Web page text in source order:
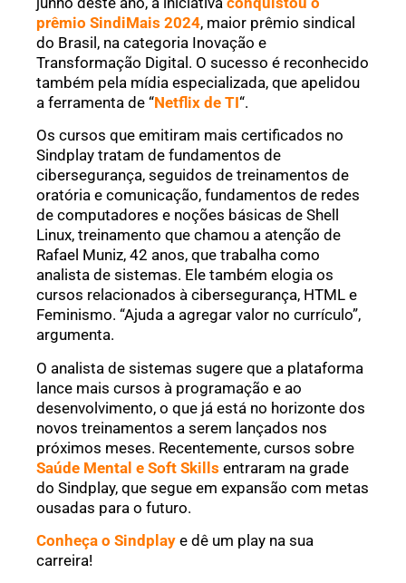
prêmio SindiMais 2024, maior prêmio sindical
do Brasil, na categoria Inovação e
Transformação Digital. O sucesso é reconhecido
também pela mídia especializada, que apelidou
a ferramenta de “Netflix de TI“.
Os cursos que emitiram mais certificados no
Sindplay tratam de fundamentos de
cibersegurança, seguidos de treinamentos de
oratória e comunicação, fundamentos de redes
de computadores e noções básicas de Shell
Linux, treinamento que chamou a atenção de
Rafael Muniz, 42 anos, que trabalha como
analista de sistemas. Ele também elogia os
cursos relacionados à cibersegurança, HTML e
Feminismo. “Ajuda a agregar valor no currículo”,
argumenta.
O analista de sistemas sugere que a plataforma
lance mais cursos à programação e ao
desenvolvimento, o que já está no horizonte dos
novos treinamentos a serem lançados nos
próximos meses. Recentemente, cursos sobre
Saúde Mental e Soft Skills entraram na grade
do Sindplay, que segue em expansão com metas
ousadas para o futuro.
Conheça o Sindplay e dê um play na sua
carreira!